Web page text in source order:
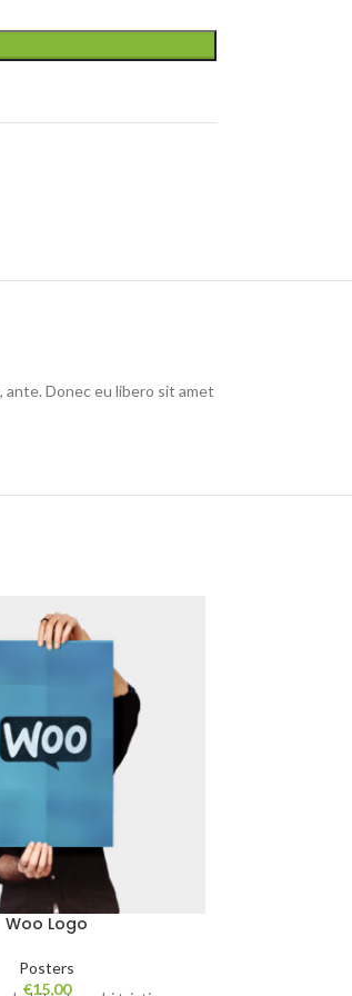
Donec eu libero sit amet
Woo Logo
Posters
€15,00